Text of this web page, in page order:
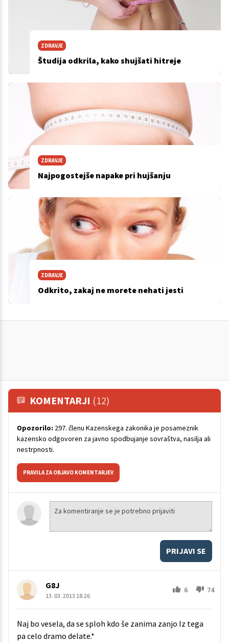
ZDRAVJE
Študija odkrila, kako shujšati hitreje
ZDRAVJE
Najpogostejše napake pri hujšanju
ZDRAVJE
Odkrito, zakaj ne morete nehati jesti
KOMENTARJI (12)
Opozorilo: 297. členu Kazenskega zakonika je posameznik
kazensko odgovoren za javno spodbujanje sovraštva, nasilja ali
nestrpnosti.
PRAVILA ZA OBJAVO KOMENTARJEV
PRIJAVI SE
G8J
13. 03. 2013 18.26
6 74
Naj bo vesela, da se sploh kdo še zanima zanjo Iz tega
pa celo dramo delate.*